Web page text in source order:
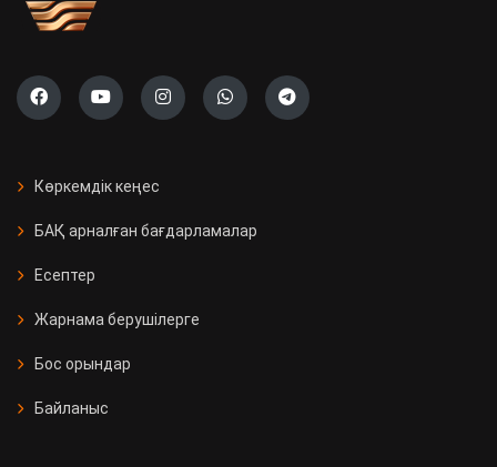
Көркемдік кеңес
БАҚ арналған бағдарламалар
Есептер
Жарнама берушілерге
Бос орындар
Байланыс